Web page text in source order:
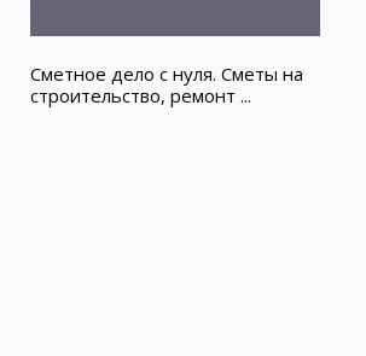
Сметное дело с нуля. Сметы на
строительство, ремонт ...